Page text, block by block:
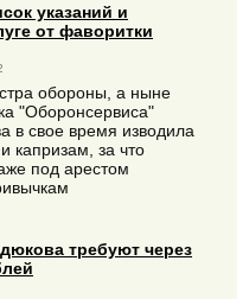
указаний и
от фаворитки
обороны, а ныне
"Оборонсервиса"
в свое время изводила
капризам, за что
под арестом
требуют через